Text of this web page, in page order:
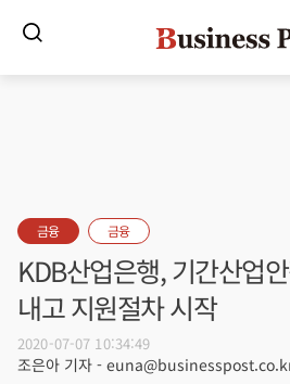
금융 금융
KDB산업은행, 기간산업
내고 지원절차 시작
2020-07-07 10:34:49
조은아 기자 -